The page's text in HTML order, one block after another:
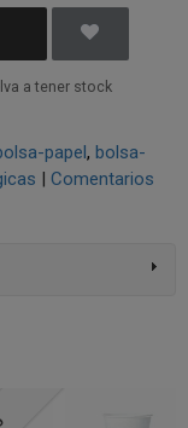
a tener stock
papel bolsa-
| Comentarios